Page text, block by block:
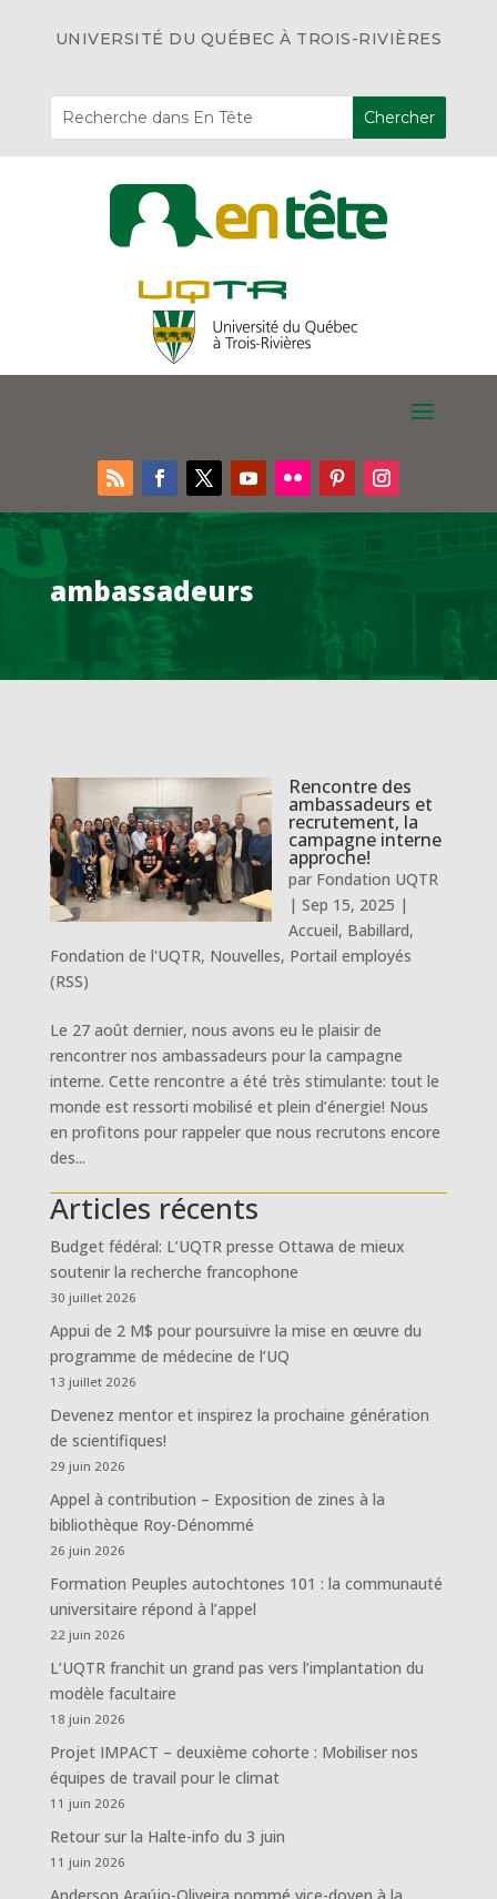
UNIVERSITÉ DU QUÉBEC À TROIS-RIVIÈRES
ambassadeurs
Rencontre des
ambassadeurs et
recrutement, la
campagne interne
approche!
par Fondation UQTR
| Sep 15, 2025 |
Accueil, Babillard,
Fondation de l'UQTR, Nouvelles, Portail employés
(RSS)
Le 27 août dernier, nous avons eu le plaisir de
rencontrer nos ambassadeurs pour la campagne
interne. Cette rencontre a été très stimulante: tout le
monde est ressorti mobilisé et plein d’énergie! Nous
en profitons pour rappeler que nous recrutons encore
des...
Articles récents
Budget fédéral: L’UQTR presse Ottawa de mieux
soutenir la recherche francophone
30 juillet 2026
Appui de 2 M$ pour poursuivre la mise en œuvre du
programme de médecine de l’UQ
13 juillet 2026
Devenez mentor et inspirez la prochaine génération
de scientifiques!
29 juin 2026
Appel à contribution – Exposition de zines à la
bibliothèque Roy-Dénommé
26 juin 2026
Formation Peuples autochtones 101 : la communauté
universitaire répond à l’appel
22 juin 2026
L’UQTR franchit un grand pas vers l’implantation du
modèle facultaire
18 juin 2026
Projet IMPACT – deuxième cohorte : Mobiliser nos
équipes de travail pour le climat
11 juin 2026
Retour sur la Halte-info du 3 juin
11 juin 2026